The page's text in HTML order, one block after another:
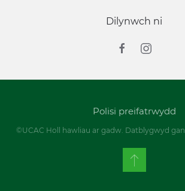
Dilynwch ni
Polisi preifatrwydd
©UCAC Holl hawliau ar gadw. Datblygwyd gan